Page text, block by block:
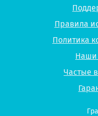
Правила
Политика
Наши
Частые